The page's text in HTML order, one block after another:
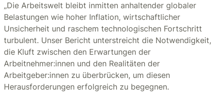
„Die Arbeitswelt bleibt inmitten anhaltender globaler
Belastungen wie hoher Inflation, wirtschaftlicher
Unsicherheit und raschem technologischen Fortschritt
turbulent. Unser Bericht unterstreicht die Notwendigkeit,
die Kluft zwischen den Erwartungen der
Arbeitnehmer:innen und den Realitäten der
Arbeitgeber:innen zu überbrücken, um diesen
Herausforderungen erfolgreich zu begegnen.